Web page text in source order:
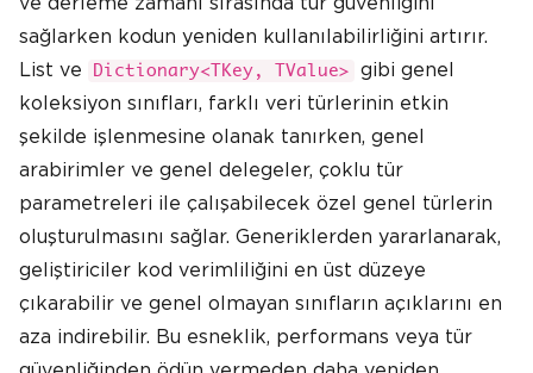
sağlarken kodun yeniden kullanılabilirliğini artırır.
List ve
Dictionary<TKey, TValue>
gibi genel
koleksiyon sınıfları, farklı veri türlerinin etkin
şekilde işlenmesine olanak tanırken, genel
arabirimler ve genel delegeler, çoklu tür
parametreleri ile çalışabilecek özel genel türlerin
oluşturulmasını sağlar. Generiklerden yararlanarak,
geliştiriciler kod verimliliğini en üst düzeye
çıkarabilir ve genel olmayan sınıfların açıklarını en
aza indirebilir. Bu esneklik, performans veya tür